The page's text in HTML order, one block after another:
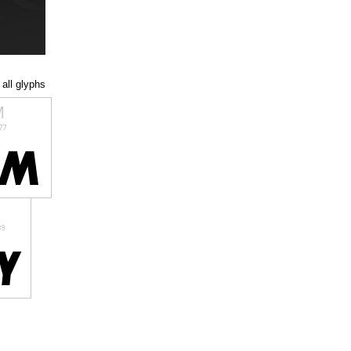
all glyphs